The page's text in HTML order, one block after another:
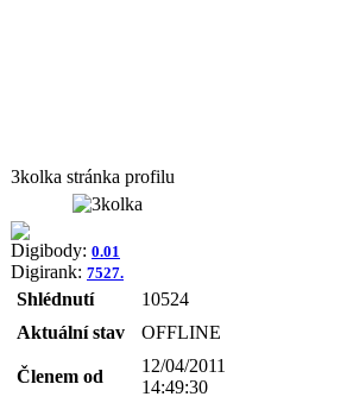
3kolka stránka profilu
Digibody: 0.01
Digirank: 7527.
Shlédnutí
10524
Aktuální stav
OFFLINE
Členem od
12/04/2011
14:49:30